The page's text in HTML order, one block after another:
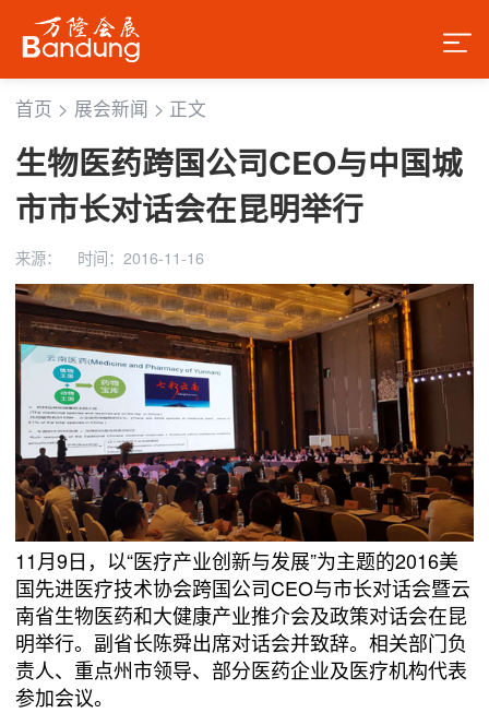
首页 > 展会新闻 > 正文
生物医药跨国公司CEO与中国城
市市长对话会在昆明举行
来源： 时间：2016-11-16
11月9日，以“医疗产业创新与发展”为主题的2016美
国先进医疗技术协会跨国公司CEO与市长对话会暨云
南省生物医药和大健康产业推介会及政策对话会在昆
明举行。副省长陈舜出席对话会并致辞。相关部门负
责人、重点州市领导、部分医药企业及医疗机构代表
参加会议。